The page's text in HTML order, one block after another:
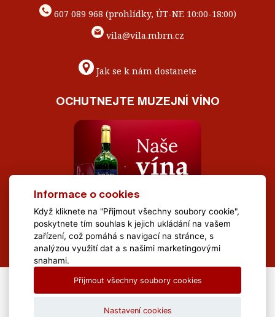
607 089 968 (prohlídky, ÚT-NE 10:00-18:00)
vila@vila.mbrn.cz
Jak se k nám dostanete
OCHUTNEJTE MUZEJNÍ VÍNO
All Rights Reserved Muzeum Brněnska © 2020, Webdesign by
Informace o cookies
Když kliknete na "Přijmout všechny soubory cookie",
poskytnete tím souhlas k jejich ukládání na vašem
zařízení, což pomáhá s navigací na stránce, s
analýzou využití dat a s našimi marketingovými
snahami.
Přijmout všechny soubory cookies
Nastavení cookies